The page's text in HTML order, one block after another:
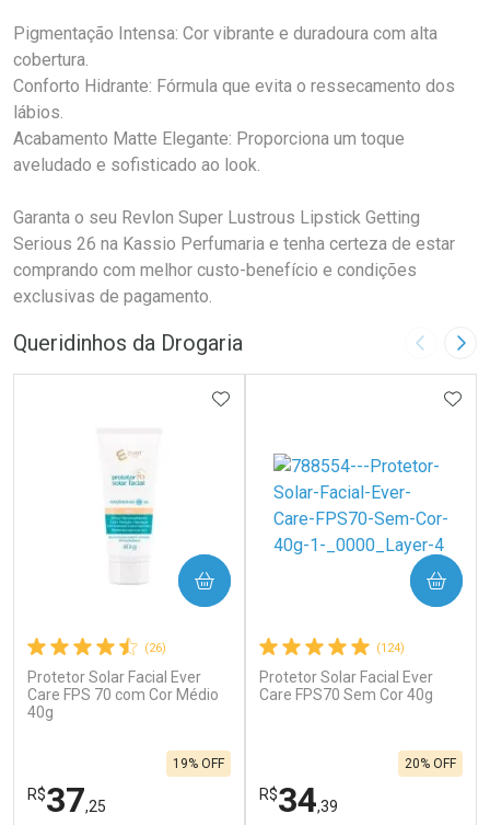
Pigmentação Intensa: Cor vibrante e duradoura com alta
cobertura.
Conforto Hidrante: Fórmula que evita o ressecamento dos
lábios.
Acabamento Matte Elegante: Proporciona um toque
aveludado e sofisticado ao look.
Garanta o seu Revlon Super Lustrous Lipstick Getting
Serious 26 na Kassio Perfumaria e tenha certeza de estar
comprando com melhor custo-benefício e condições
exclusivas de pagamento.
Queridinhos da Drogaria Imagem
(26)
Protetor Solar Facial Ever
Care FPS 70 com Cor Médio
40g
R$37,25
19% OFF
ADICIONAR AOS FAVORITOS
COMPRAR
(124)
Protetor Solar Facial Ever
Care FPS70 Sem Cor 40g
R$34,39
20% OFF
COMPRAR